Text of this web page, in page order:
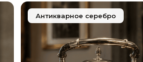
Антикварное серебро